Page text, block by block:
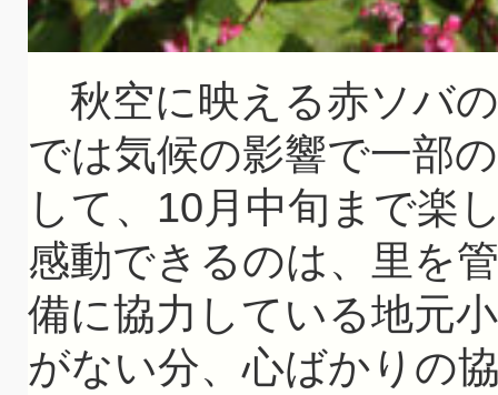
秋空に映える赤ソバ
では気候の影響で一部
して、10月中旬まで楽
感動できるのは、里を
備に協力している地元
がない分、心ばかりの